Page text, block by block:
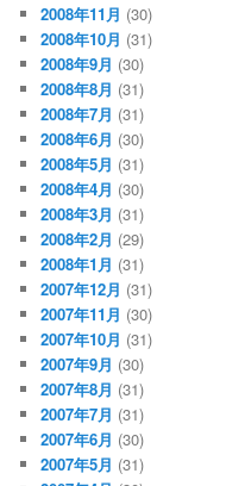
2008年11月 (30)
2008年10月 (31)
2008年9月 (30)
2008年8月 (31)
2008年7月 (31)
2008年6月 (30)
2008年5月 (31)
2008年4月 (30)
2008年3月 (31)
2008年2月 (29)
2008年1月 (31)
2007年12月 (31)
2007年11月 (30)
2007年10月 (31)
2007年9月 (30)
2007年8月 (31)
2007年7月 (31)
2007年6月 (30)
2007年5月 (31)